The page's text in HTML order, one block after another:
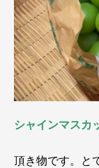
シャインマスカ
頂き物です。と